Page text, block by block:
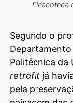
Pinacoteca
Segundo o
Departamento
Politécnica da
retrofit já
pela